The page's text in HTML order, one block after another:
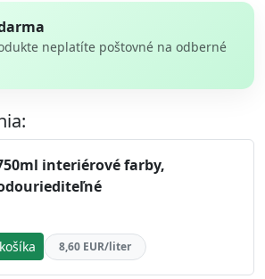
neplatíte poštovné na odberné
interiérové farby,
8,60 EUR/liter